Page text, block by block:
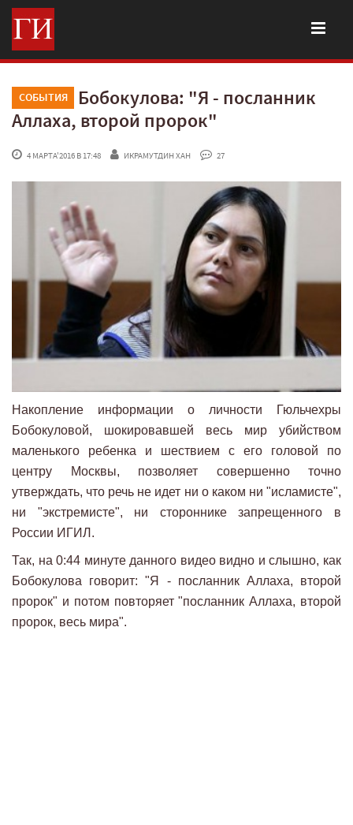
СОБЫТИЯ
Бобокулова: "Я - посланник
Аллаха, второй пророк"
4 МАРТА'2016 В 17:48 ИКРАМУТДИН ХАН 27
Накопление информации о личности Гюльчехры
Бобокуловой, шокировавшей весь мир убийством
маленького ребенка и шествием с его головой по
центру Москвы, позволяет совершенно точно
утверждать, что речь не идет ни о каком ни "исламисте",
ни "экстремисте", ни стороннике запрещенного в
России ИГИЛ.
Так, на 0:44 минуте данного видео видно и слышно, как
Бобокулова говорит: "Я - посланник Аллаха, второй
пророк" и потом повторяет "посланник Аллаха, второй
пророк, весь мира".